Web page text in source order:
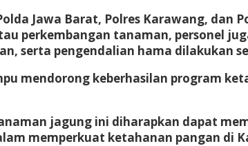
Jawa Barat, Polres Karawang, dan
perkembangan tanaman, personel
serta pengendalian hama dilakukan
mendorong keberhasilan program
jagung ini diharapkan dapat
memperkuat ketahanan pangan di